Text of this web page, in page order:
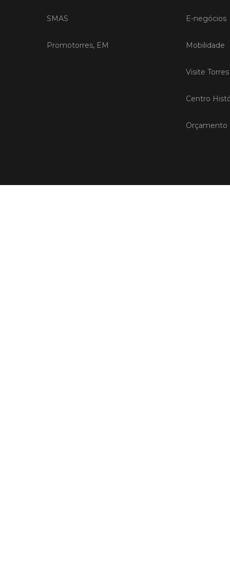
SMAS
Promotorres, EM
E-negócios
Mobilidade
Visite
Centro
Orçamento